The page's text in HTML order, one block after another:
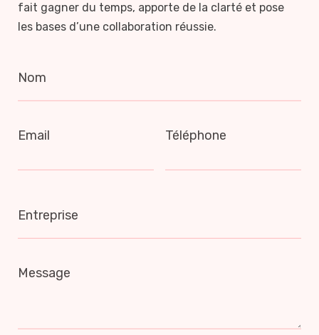
fait gagner du temps, apporte de la clarté et pose
les bases d’une collaboration réussie.
Nom
Email Téléphone
Entreprise
Message